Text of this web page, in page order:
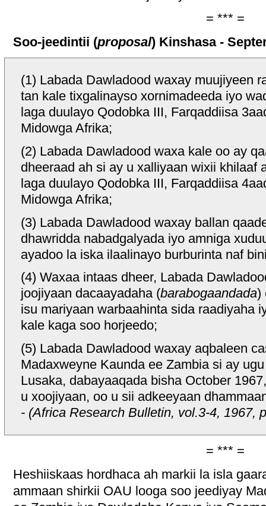
= *** =
Soo-jeedintii (proposal) Kinshasa -
(1) Labada Dawladood waxay muujiyeen
tan kale tixgalinayso xornimadeeda iyo
laga duulayo Qodobka III, Farqaddiisa
Midowga Afrika;
(2) Labada Dawladood waxa kale oo ay
dheeraad ah si ay u xalliyaan wixii khilaaf
laga duulayo Qodobka III, Farqaddiisa
Midowga Afrika;
(3) Labada Dawladood waxay ballan
dhawridda nabadgalyada iyo amniga
ayadoo la iska ilaalinayo burburinta naf
(4) Waxaa intaas dheer, Labada
joojiyaan dacaayadaha (barabogaandada)
isu mariyaan warbaahinta sida raadiyaha
kale kaga soo horjeedo;
(5) Labada Dawladood waxay aqbaleen
Madaxweyne Kaunda ee Zambia si ay
Lusaka, dabayaaqada bisha October
u xoojiyaan, oo u sii adkeeyaan
- (Africa Research Bulletin, vol.3-4, 1967,
= *** =
Heshiiskaas hordhaca ah markii la isla
ammaan shirkii OAU looga soo jeediyay